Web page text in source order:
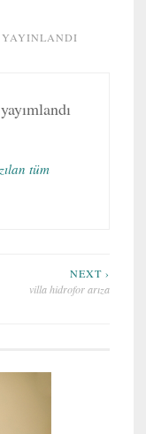
YAYINLANDI
tüm
NEXT ›
villa hidrofor arıza